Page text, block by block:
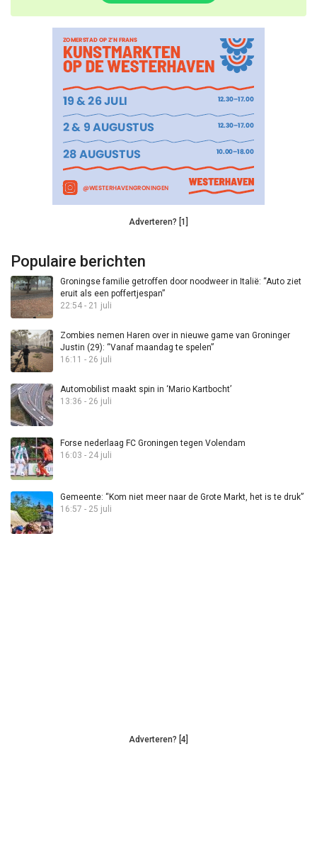
Adverteren? [1]
Populaire berichten
Groningse familie getroffen door noodweer in Italië: “Auto ziet
eruit als een poffertjespan”
22:54 - 21 juli
Zombies nemen Haren over in nieuwe game van Groninger
Justin (29): “Vanaf maandag te spelen”
16:11 - 26 juli
Automobilist maakt spin in ‘Mario Kartbocht’
13:36 - 26 juli
Forse nederlaag FC Groningen tegen Volendam
16:03 - 24 juli
Gemeente: “Kom niet meer naar de Grote Markt, het is te druk”
16:57 - 25 juli
Adverteren? [4]